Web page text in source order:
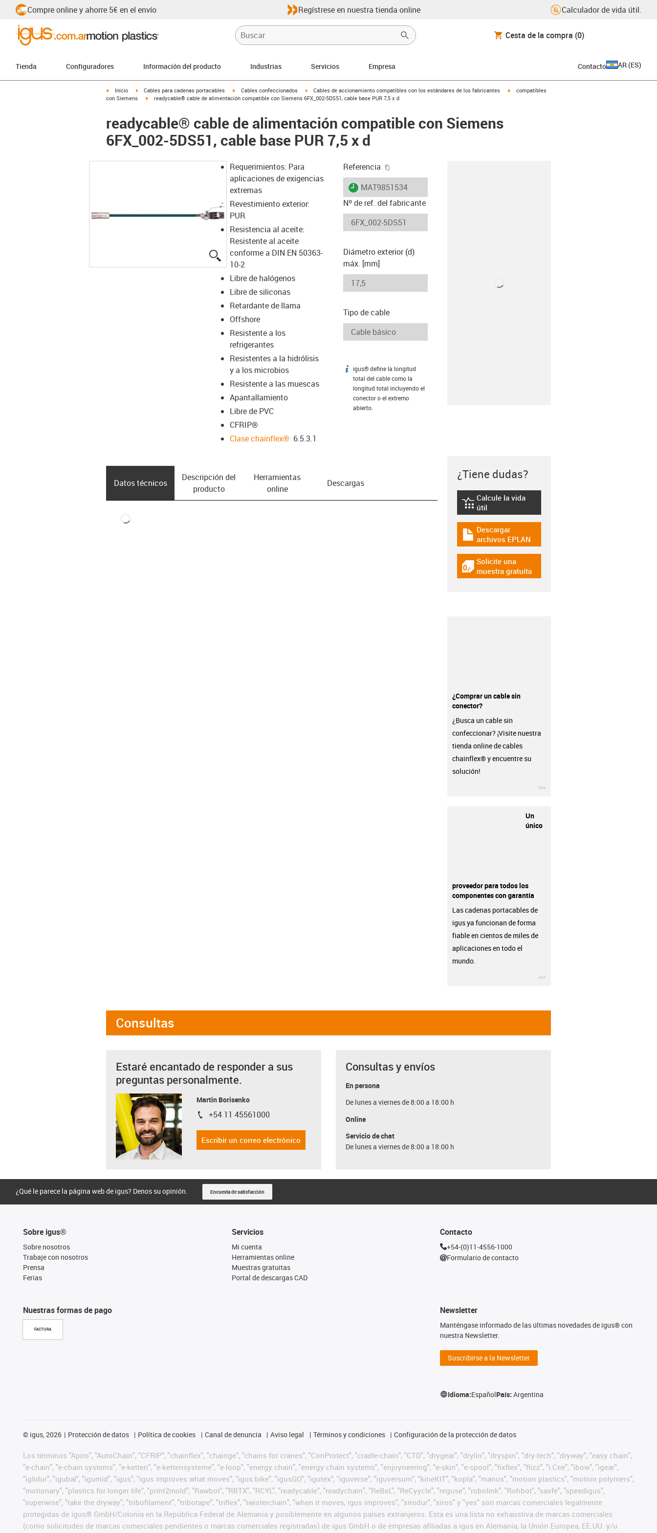
Compre online y ahorre 5€ en el envío Regístrese en nuestra tienda online Calculador de vida útil.
Cesta de la compra (0)
Tienda Configuradores Información del producto Industrias Servicios Empresa Contacto AR (ES)
igus-icon-arrow-right
Inicio igus-icon-arrow-right
Cables para cadenas portacables igus-icon-arrow-right
Cables confeccionados igus-icon-arrow-right
Cables de accionamiento compatibles con los estándares de los fabricantes igus-icon-arrow-right
compatibles
con Siemens
igus-icon-arrow-right
readycable® cable de alimentación compatible con Siemens 6FX_002-5DS51, cable base PUR 7,5 x d
readycable® cable de alimentación compatible con Siemens
6FX_002-5DS51, cable base PUR 7,5 x d
igus-icon-lupe
Requerimientos: Para
aplicaciones de exigencias
extremas
Revestimiento exterior:
PUR
Resistencia al aceite:
Resistente al aceite
conforme a DIN EN 50363-
10-2
Libre de halógenos
Libre de siliconas
Retardante de llama
Offshore
Resistente a los
refrigerantes
Resistentes a la hidrólisis
y a los microbios
Resistente a las muescas
Apantallamiento
Libre de PVC
CFRIP®
Clase chainflex®: 6.5.3.1
Referencia
igus-icon-lieferzeit
MAT9851534
Nº de ref. del fabricante
Diámetro exterior (d)
máx. [mm]
Tipo de cable
igus-icon-info
igus® define la longitud
total del cable como la
longitud total incluyendo el
conector o el extremo
abierto.
Datos técnicos
Descripción del
producto
Herramientas
online
Descargas
¿Tiene dudas?
igus-icon-lebensdauerrechner
Calcule la vida
útil
igus-icon-download-plan
Descargar
archivos EPLAN
igus-icon-gratismuster
Solicite una
muestra gratuita
¿Comprar un cable sin
conector?
¿Busca un cable sin
confeccionar? ¡Visite nuestra
tienda online de cables
chainflex® y encuentre su
solución!
Un
único
proveedor para todos los
componentes con garantía
Las cadenas portacables de
igus ya funcionan de forma
fiable en cientos de miles de
aplicaciones en todo el
mundo.
Consultas
Estaré encantado de responder a sus
preguntas personalmente.
Martin Borisenko
igus-icon-phone
+54 11 45561000
Escribir un correo electrónico
Consultas y envíos
En persona
De lunes a viernes de 8:00 a 18:00 h
Online
Servicio de chat
De lunes a viernes de 8:00 a 18:00 h
¿Qué le parece la página web de igus? Denos su opinión. Encuesta de satisfacción
Sobre igus®
Sobre nosotros
Trabaje con nosotros
Prensa
Ferias
Nuestras formas de pago
FACTURA
Servicios
Mi cuenta
Herramientas online
Muestras gratuitas
Portal de descargas CAD
Contacto
+54-(0)11-4556-1000
Formulario de contacto
Newsletter
Manténgase informado de las últimas novedades de igus® con
nuestra Newsletter.
Suscribirse a la Newsletter
Idioma:EspañolPaís:Argentina
© igus, 2026 Protección de datos Política de cookies Canal de denuncia Aviso legal Términos y condiciones Configuración de la protección de datos
Los términos "Apiro", "AutoChain", "CFRIP", "chainflex", "chainge", "chains for cranes", "ConProtect", "cradle-chain", "CTD", "drygear", "drylin", "dryspin", "dry-tech", "dryway", "easy chain",
"e-chain", "e-chain systems", "e-ketten", "e-kettensysteme", "e-loop", "energy chain", "energy chain systems", "enjoyneering", "e-skin", "e-spool", "fixflex", "flizz", "i.Cee", "ibow", "igear",
"iglidur", "igubal", "igumid", "igus", "igus improves what moves", "igus:bike", "igusGO", "igutex", "iguverse", "iguversum", "kineKIT", "kopla", "manus", "motion plastics", "motion polymers",
"motionary", "plastics for longer life", "print2mold", "Rawbot", "RBTX", "RCYL", "readycable", "readychain", "ReBeL", "ReCyycle", "reguse", "robolink", "Rohbot", "savfe", "speedigus",
"superwise", "take the dryway", "tribofilament", "tribotape", "triflex", "twisterchain", "when it moves, igus improves", "xirodur", "xiros" y "yes" son marcas comerciales legalmente
protegidas de igus® GmbH/Colonia en la República Federal de Alemania y posiblemente en algunos países extranjeros. Esta es una lista no exhaustiva de marcas comerciales
(como solicitudes de marcas comerciales pendientes o marcas comerciales registradas) de igus GmbH o de empresas afiliadas a igus en Alemania, la Unión Europea, EE.UU. y/u